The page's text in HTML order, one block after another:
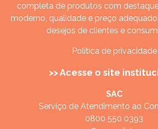
completa de produtos com
moderno, qualidade e preço
desejos de clientes e
Política de privacidade
>> Acesse o site
SAC
Serviço de Atendimento ao
0800 550 0393